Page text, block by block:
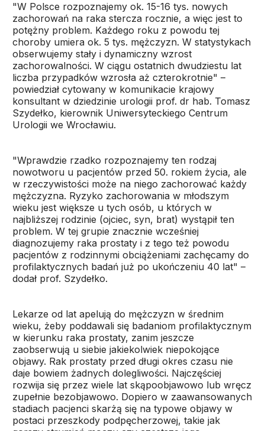
"W Polsce rozpoznajemy ok. 15-16 tys. nowych
zachorowań na raka stercza rocznie, a więc jest to
potężny problem. Każdego roku z powodu tej
choroby umiera ok. 5 tys. mężczyzn. W statystykach
obserwujemy stały i dynamiczny wzrost
zachorowalności. W ciągu ostatnich dwudziestu lat
liczba przypadków wzrosła aż czterokrotnie" –
powiedział cytowany w komunikacie krajowy
konsultant w dziedzinie urologii prof. dr hab. Tomasz
Szydełko, kierownik Uniwersyteckiego Centrum
Urologii we Wrocławiu.
"Wprawdzie rzadko rozpoznajemy ten rodzaj
nowotworu u pacjentów przed 50. rokiem życia, ale
w rzeczywistości może na niego zachorować każdy
mężczyzna. Ryzyko zachorowania w młodszym
wieku jest większe u tych osób, u których w
najbliższej rodzinie (ojciec, syn, brat) wystąpił ten
problem. W tej grupie znacznie wcześniej
diagnozujemy raka prostaty i z tego też powodu
pacjentów z rodzinnymi obciążeniami zachęcamy do
profilaktycznych badań już po ukończeniu 40 lat" –
dodał prof. Szydełko.
Lekarze od lat apelują do mężczyzn w średnim
wieku, żeby poddawali się badaniom profilaktycznym
w kierunku raka prostaty, zanim jeszcze
zaobserwują u siebie jakiekolwiek niepokojące
objawy. Rak prostaty przed długi okres czasu nie
daje bowiem żadnych dolegliwości. Najczęściej
rozwija się przez wiele lat skąpoobjawowo lub wręcz
zupełnie bezobjawowo. Dopiero w zaawansowanych
stadiach pacjenci skarżą się na typowe objawy w
postaci przeszkody podpęcherzowej, takie jak